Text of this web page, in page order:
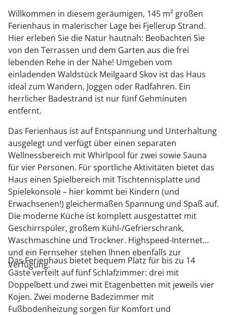
Willkommen in diesem geräumigen, 145 m² großen
Ferienhaus in malerischer Lage bei Fjellerup Strand.
Hier erleben Sie die Natur hautnah: Beobachten Sie
von den Terrassen und dem Garten aus die frei
lebenden Rehe in der Nähe! Umgeben vom
einladenden Waldstück Meilgaard Skov ist das Haus
ideal zum Wandern, Joggen oder Radfahren. Ein
herrlicher Badestrand ist nur fünf Gehminuten
entfernt.
Das Ferienhaus ist auf Entspannung und Unterhaltung
ausgelegt und verfügt über einen separaten
Wellnessbereich mit Whirlpool für zwei sowie Sauna
für vier Personen. Für sportliche Aktivitäten bietet das
Haus einen Spielbereich mit Tischtennisplatte und
Spielekonsole – hier kommt bei Kindern (und
Erwachsenen!) gleichermaßen Spannung und Spaß auf.
Die moderne Küche ist komplett ausgestattet mit
Geschirrspüler, großem Kühl-/Gefrierschrank,
Waschmaschine und Trockner. Highspeed-Internet
und ein Fernseher stehen Ihnen ebenfalls zur
Verfügung.
Das Ferienhaus bietet bequem Platz für bis zu 14
Gäste verteilt auf fünf Schlafzimmer: drei mit
Doppelbett und zwei mit Etagenbetten mit jeweils vier
Kojen. Zwei moderne Badezimmer mit
Fußbodenheizung sorgen für Komfort und